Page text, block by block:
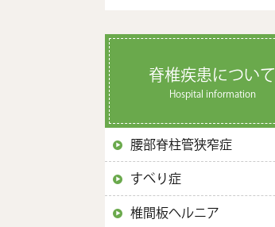
脊椎疾患について
Hospital information
腰部脊柱管狭窄症
すべり症
椎間板ヘルニア